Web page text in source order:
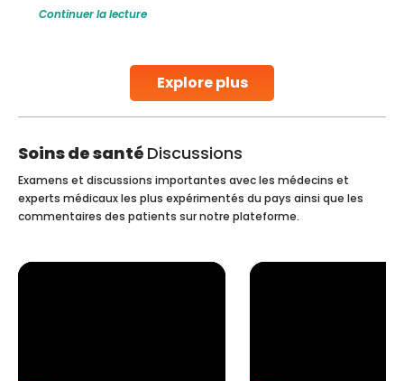
Explore plus
harm to it can lead to serious complications. However,
Continuer la lecture
Soins de santé Discussions
Examens et discussions importantes avec les médecins et
experts médicaux les plus expérimentés du pays ainsi que les
commentaires des patients sur notre plateforme.